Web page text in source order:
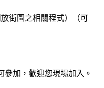
街圖之相關程式）（可
參加，歡迎您現場加入。